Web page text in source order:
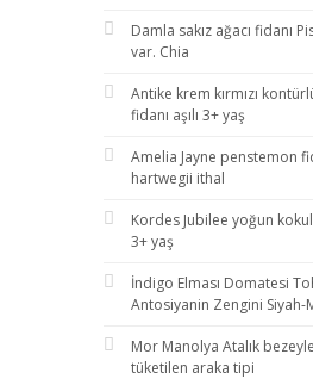
Damla sakız ağacı fidanı
var. Chia
Antike krem kırmızı
fidanı aşılı 3+ yaş
Amelia Jayne penstemon
hartwegii ithal
Kordes Jubilee yoğun
3+ yaş
İndigo Elması Domatesi
Antosiyanin Zengini
Mor Manolya Atalık
tüketilen araka tipi